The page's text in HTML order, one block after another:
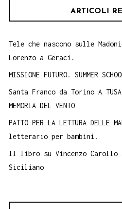
ARTICOLI
Tele che nascono sulle
Lorenzo a Geraci.
MISSIONE FUTURO. SUMMER
Santa Franco da Torino A TUSA
MEMORIA DEL VENTO
PATTO PER LA LETTURA DELLE
letterario per bambini.
Il libro su Vincenzo Carollo
Siciliano